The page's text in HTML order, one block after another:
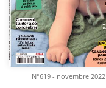
N°619 - novembre 2022